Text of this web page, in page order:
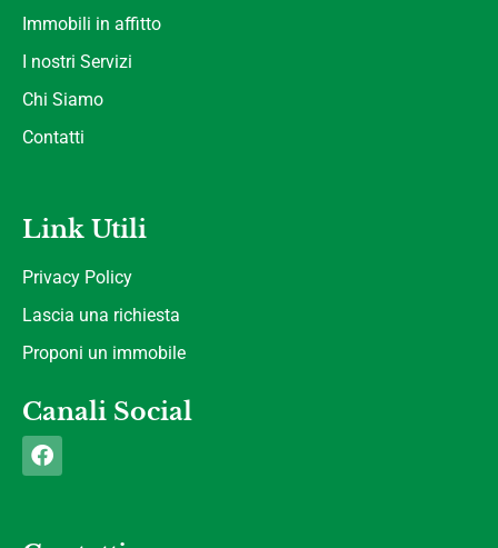
Immobili in affitto
I nostri Servizi
Chi Siamo
Contatti
Link Utili
Privacy Policy
Lascia una richiesta
Proponi un immobile
Canali Social